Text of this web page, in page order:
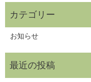
お知らせ